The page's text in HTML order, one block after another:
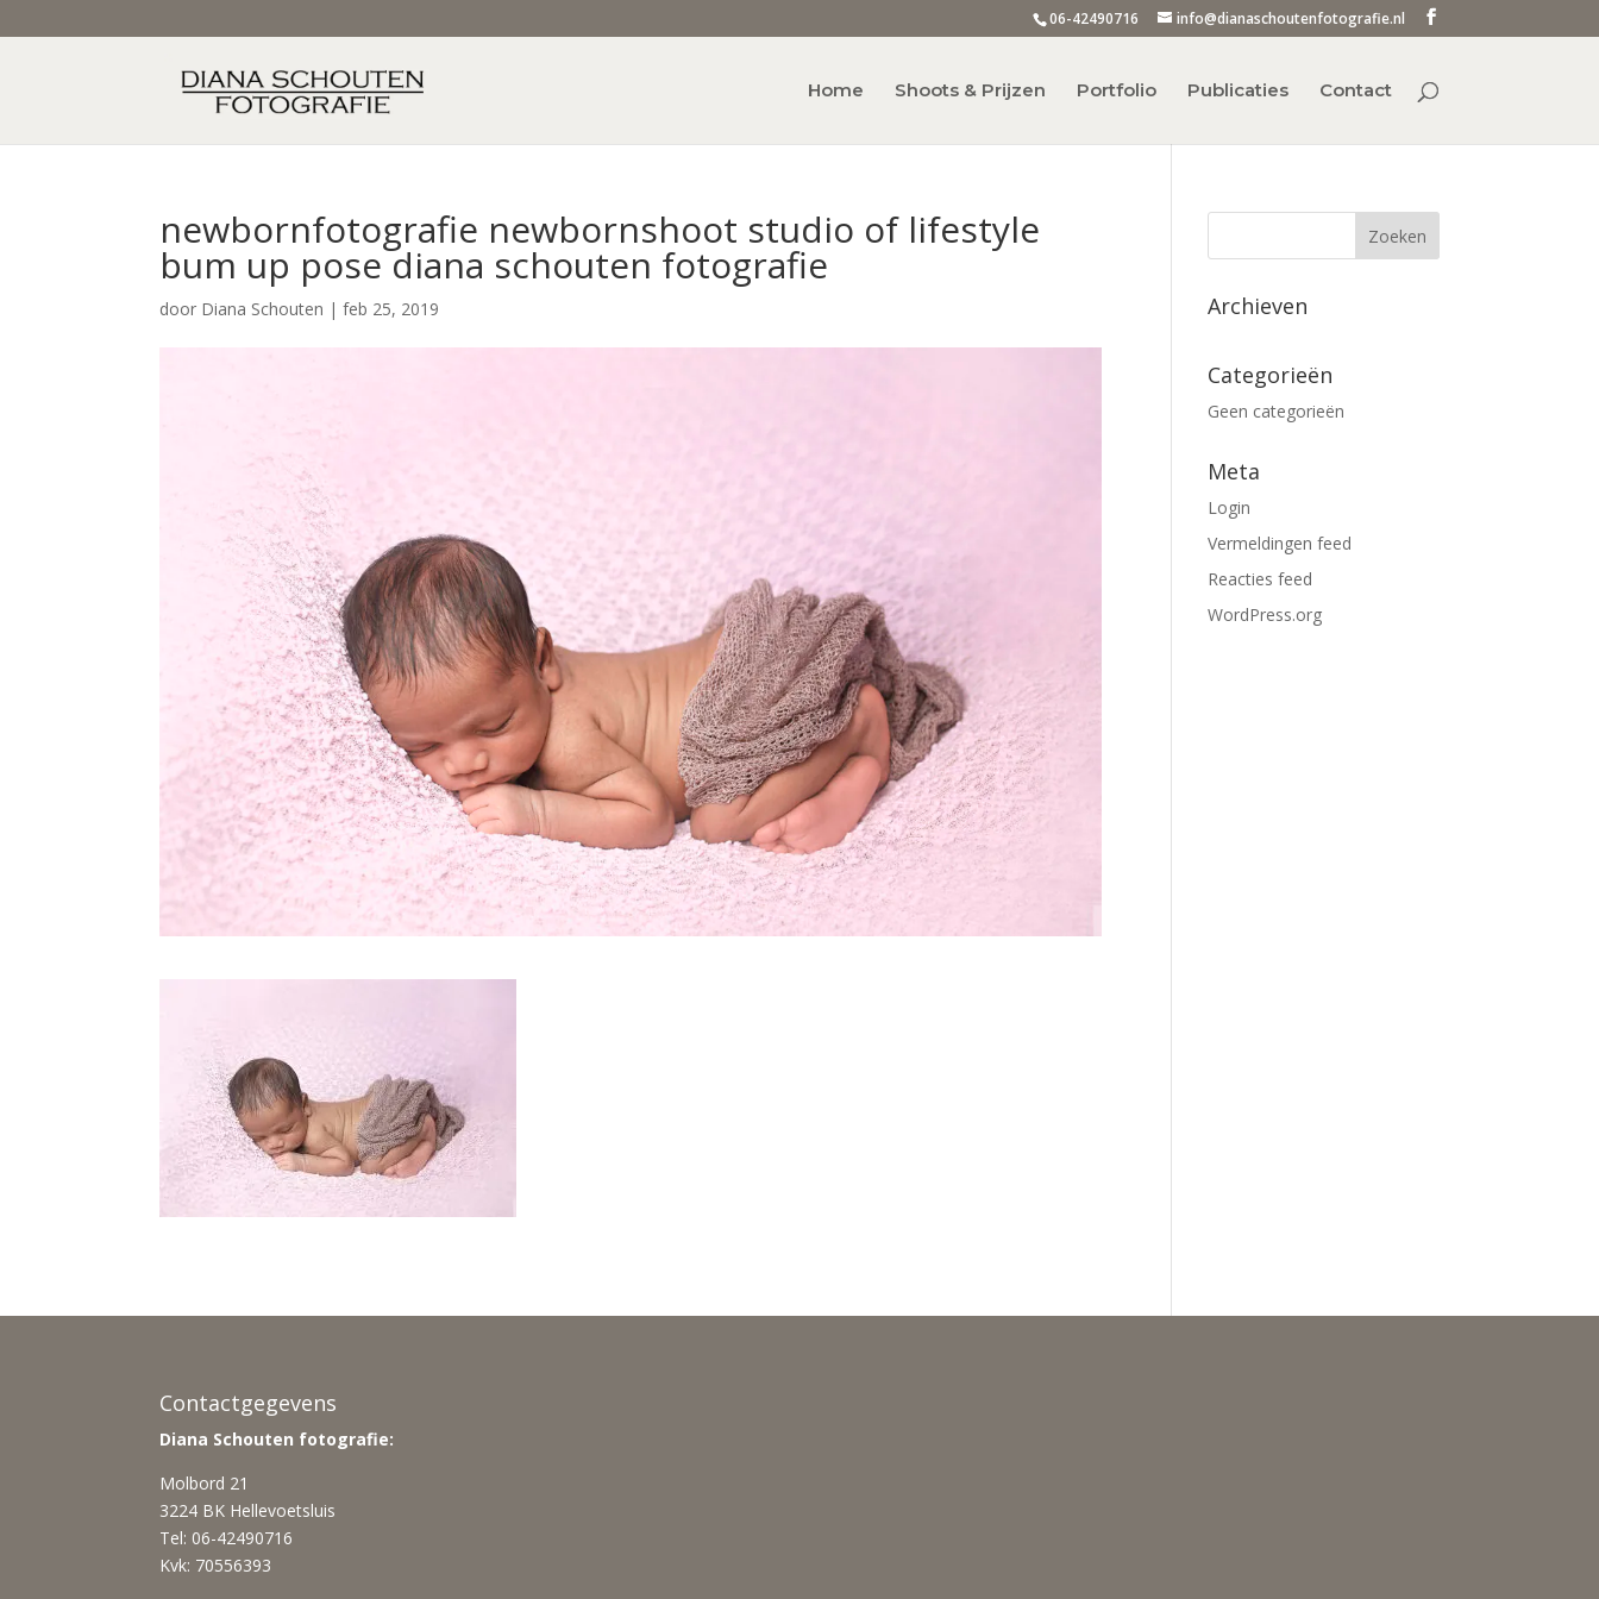
06-42490716 info@dianaschoutenfotografie.nl
Home Shoots & Prijzen Portfolio Publicaties Contact
newbornfotografie newbornshoot studio of lifestyle
bum up pose diana schouten fotografie
door Diana Schouten |feb 25, 2019 Archieven
Categorieën
Geen categorieën
Meta
Login
Vermeldingen feed
Reacties feed
WordPress.org
Contactgegevens
Diana Schouten fotografie:
Molbord 21
3224 BK Hellevoetsluis
Tel: 06-42490716
Kvk: 70556393